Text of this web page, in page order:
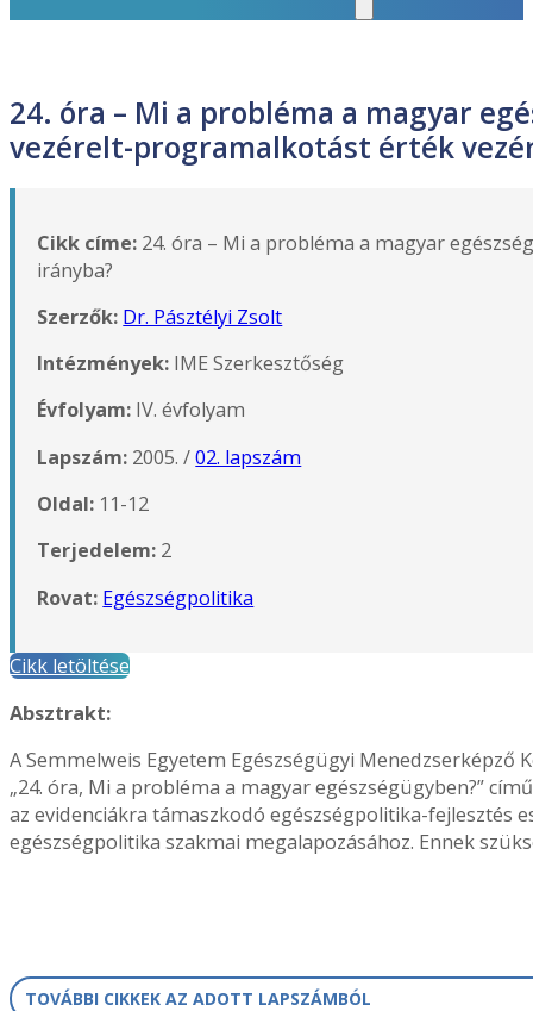
24. óra – Mi a probléma a magyar
vezérelt-programalkotást érték
Cikk címe: 24. óra – Mi a probléma a magyar
irányba?
Szerzők: Dr. Pásztélyi Zsolt
Intézmények: IME Szerkesztőség
Évfolyam: IV. évfolyam
Lapszám: 2005. /02. lapszám
Oldal: 11-12
Terjedelem: 2
Rovat: Egészségpolitika
Cikk letöltése
Absztrakt:
A Semmelweis Egyetem Egészségügyi
„24. óra, Mi a probléma a magyar egészségügyben?”
az evidenciákra támaszkodó egészségpolitika-fejlesztés
egészségpolitika szakmai megalapozásához. Ennek
TOVÁBBI CIKKEK AZ ADOTT LAPSZÁMBÓL